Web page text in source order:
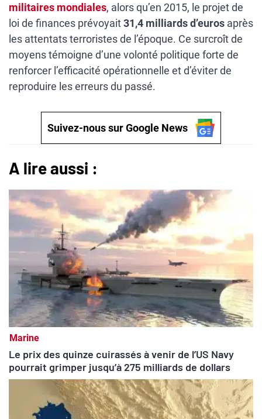
militaires mondiales, alors qu’en 2015, le projet de
loi de finances prévoyait31,4 milliards d’euros après
les attentats terroristes de l’époque. Ce surcroît de
moyens témoigne d’une volonté politique forte de
renforcer l’efficacité opérationnelle et d’éviter de
reproduire les erreurs du passé.
Suivez-nous sur Google News
A lire aussi :
Marine
Le prix des quinze cuirassés à venir de l’US Navy
pourrait grimper jusqu’à 275 milliards de dollars